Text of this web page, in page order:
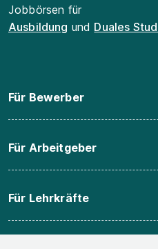
Jobbörsen für
Ausbildung und Duales
Für Bewerber
Für Arbeitgeber
Für Lehrkräfte